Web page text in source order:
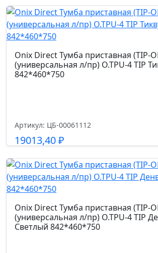
Onix Direct Тумба приставная (TIP-
(универсальная л/пр) O.TPU-4 TIP
842*460*750
Артикул: ЦБ-00061112
19013,40₽
Подробнее
Onix Direct Тумба приставная (TIP-
(универсальная л/пр) O.TPU-4 TIP
Светлый 842*460*750